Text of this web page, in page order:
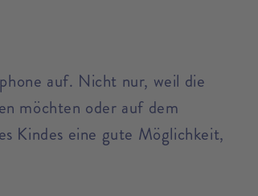
auf. Nicht nur, weil die
möchten oder auf dem
Kindes eine gute Möglichkeit,